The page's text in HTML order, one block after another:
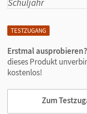
TESTZUGANG
Erstmal ausprobieren?
dieses Produkt
kostenlos!
Zum